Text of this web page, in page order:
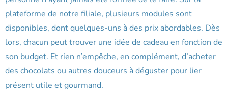
plateforme de notre filiale, plusieurs modules sont
disponibles, dont quelques-uns à des prix abordables. Dès
lors, chacun peut trouver une idée de cadeau en fonction de
son budget. Et rien n’empêche, en complément, d’acheter
des chocolats ou autres douceurs à déguster pour lier
présent utile et gourmand.